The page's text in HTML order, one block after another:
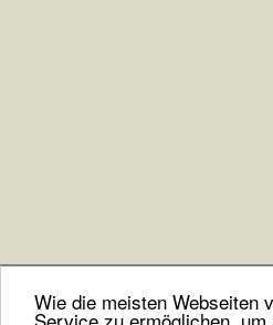
Wie die meisten Webseiten